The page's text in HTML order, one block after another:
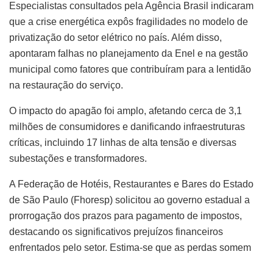
Especialistas consultados pela Agência Brasil indicaram
que a crise energética expôs fragilidades no modelo de
privatização do setor elétrico no país. Além disso,
apontaram falhas no planejamento da Enel e na gestão
municipal como fatores que contribuíram para a lentidão
na restauração do serviço.
O impacto do apagão foi amplo, afetando cerca de 3,1
milhões de consumidores e danificando infraestruturas
críticas, incluindo 17 linhas de alta tensão e diversas
subestações e transformadores.
A Federação de Hotéis, Restaurantes e Bares do Estado
de São Paulo (Fhoresp) solicitou ao governo estadual a
prorrogação dos prazos para pagamento de impostos,
destacando os significativos prejuízos financeiros
enfrentados pelo setor. Estima-se que as perdas somem